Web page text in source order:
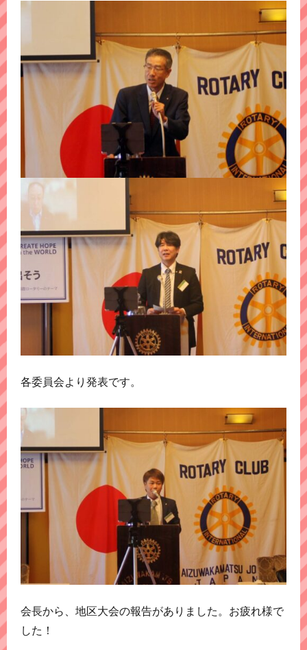
各委員会より発表です。
会長から、地区大会の報告がありました。お疲れ様で
した！